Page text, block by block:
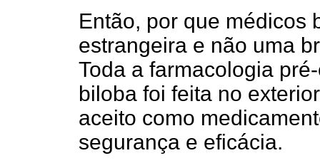
Então, por que médicos
estrangeira e não uma
Toda a farmacologia
biloba foi feita no
aceito como
segurança e eficácia.